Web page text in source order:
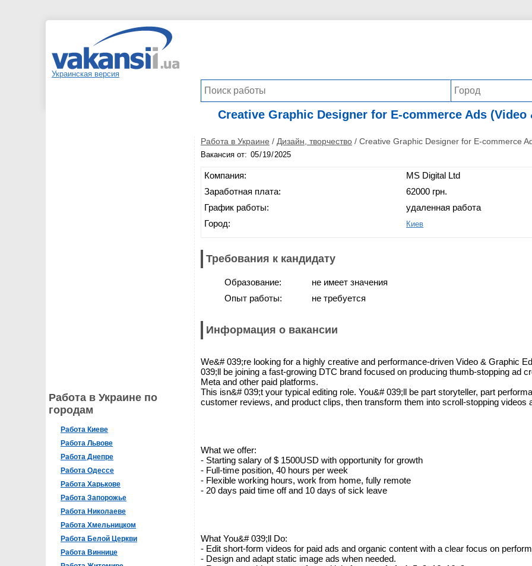
Украинская версия
Creative Graphic Designer for E-commerce Ads (Video
Работа в Украине по
городам
Работа Киеве
Работа Львове
Работа Днепре
Работа Одессе
Работа Харькове
Работа Запорожье
Работа Николаеве
Работа Хмельницком
Работа Белой Церкви
Работа Виннице
Работа в Украине / Дизайн, творчество / Creative Graphic Designer for E-commerce
Вакансия от:
Компания:
Заработная плата:
График работы:
Город:
MS Digital Ltd
62000 грн.
удаленная работа
Киев
Требования к кандидату
Образование:
Опыт работы:
не имеет значения
не требуется
Информация о вакансии
We&# 039;re looking for a highly creative and performance-driven Video & Graphic
039;ll be joining a fast-growing DTC brand focused on producing thumb-stopping ad
Meta and other paid platforms.
This isn&# 039;t your typical editing role. You&# 039;ll be part storyteller, part
customer reviews, and product clips, then transform them into scroll-stopping videos
What we offer:
- Starting salary of $ 1500USD with opportunity for growth
- Full-time position, 40 hours per week
- Flexible working hours, work from home, fully remote
- 20 days paid time off and 10 days of sick leave
What You&# 039;ll Do:
- Edit short-form videos for paid ads and organic content with a clear focus on
- Design and adapt static image ads when needed.